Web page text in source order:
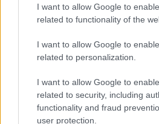
I want to allow Google to
related to functionality of the
I want to allow Google to
related to personalization.
I want to allow Google to
related to security, including
functionality and fraud
user protection.
Brentolie daalt naar 88.9 dollar:
NEWS